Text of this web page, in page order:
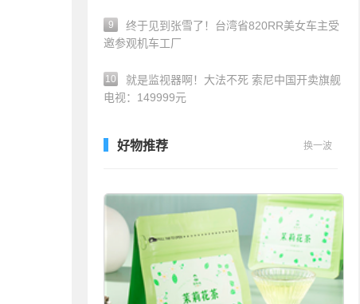
9
终于见到张雪了！台湾省820RR美女车主受
邀参观机车工厂
10
就是监视器啊！大法不死 索尼中国开卖旗舰
电视：149999元
好物推荐 换一波